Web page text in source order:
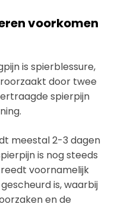
voorkomen
is spierblessure,
door twee
spierpijn
meestal 2-3 dagen
is nog steeds
voornamelijk
is, waarbij
en de